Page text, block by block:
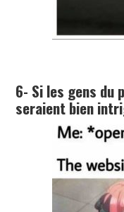
6- Si les gens du
seraient bien